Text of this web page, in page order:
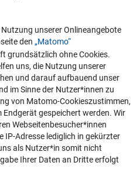
mit Behinderungen
direkt in Ihr Mailpostfach oder
an.
unserer Onlineangebote
den „Matomo“
grundsätzlich ohne Cookies.
uns, die Nutzung unserer
und darauf aufbauend unser
im Sinne der Nutzer*innen zu
von Matomo-Cookieszustimmen,
Endgerät gespeichert werden. Wir
Webseitenbesucher*innen
IP-Adresse lediglich in gekürzter
als Nutzer*in somit nicht
Ihrer Daten an Dritte erfolgt